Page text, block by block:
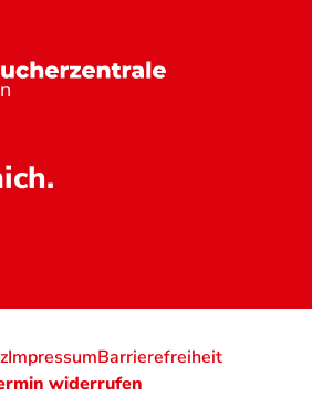
ImpressumBarrierefreiheit
widerrufen